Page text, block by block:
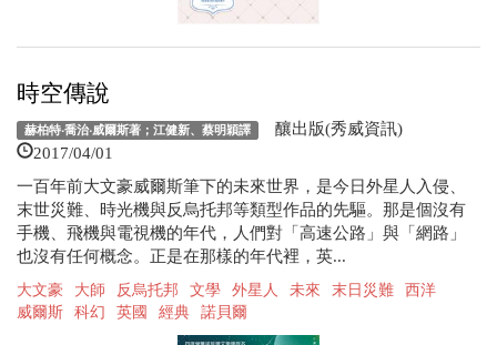
時空傳說
赫柏特‧喬治‧威爾斯著；江健新、蔡明穎譯 釀出版(秀威資訊)
2017/04/01
一百年前大文豪威爾斯筆下的未來世界，是今日外星人入侵、
末世災難、時光機與反烏托邦等類型作品的先驅。那是個沒有
手機、飛機與電視機的年代，人們對「高速公路」與「網路」
也沒有任何概念。正是在那樣的年代裡，英...
大文豪 大師 反烏托邦 文學 外星人 未來 末日災難
西洋
威爾斯
科幻 英國 經典 諾貝爾